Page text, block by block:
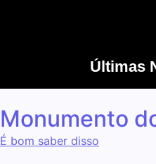
Últimas
Monumento
É bom saber disso